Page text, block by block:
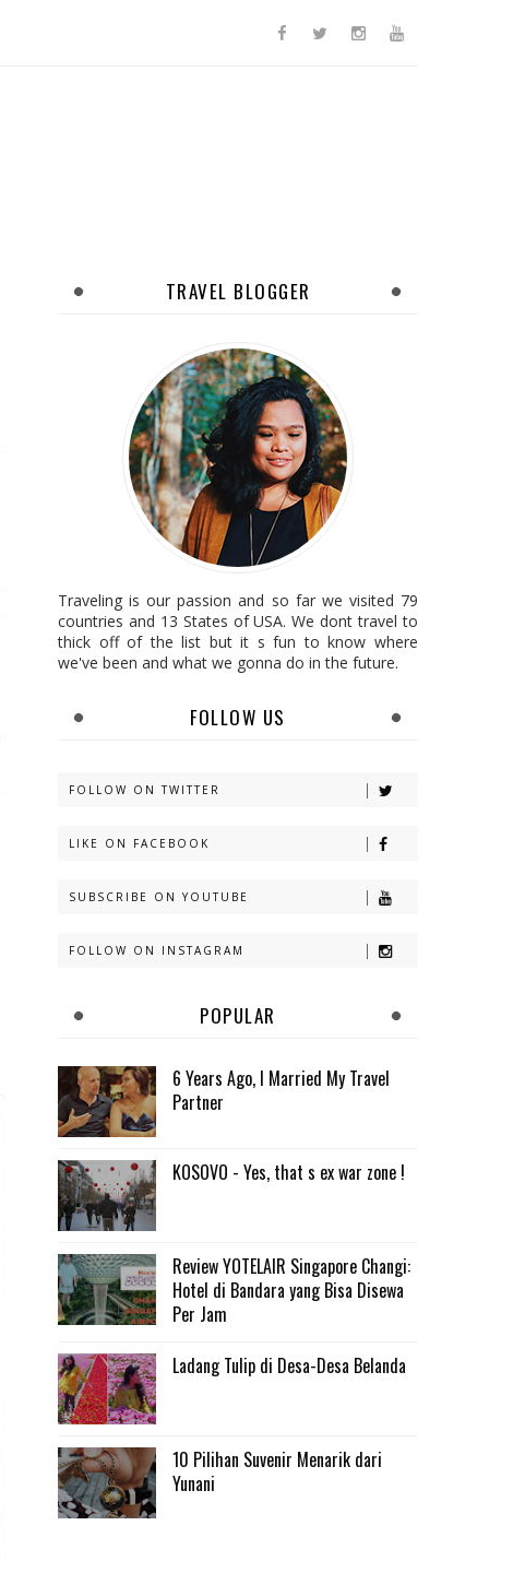
TRAVEL BLOGGER
Traveling is our passion and so far we visited 79
countries and 13 States of USA. We dont travel to
thick off of the list but it s fun to know where
we've been and what we gonna do in the future.
FOLLOW US
FOLLOW ON TWITTER
LIKE ON FACEBOOK
SUBSCRIBE ON YOUTUBE
FOLLOW ON INSTAGRAM
POPULAR
6 Years Ago, I Married My Travel
Partner
KOSOVO - Yes, that s ex war zone !
Review YOTELAIR Singapore Changi:
Hotel di Bandara yang Bisa Disewa
Per Jam
Ladang Tulip di Desa-Desa Belanda
10 Pilihan Suvenir Menarik dari
Yunani